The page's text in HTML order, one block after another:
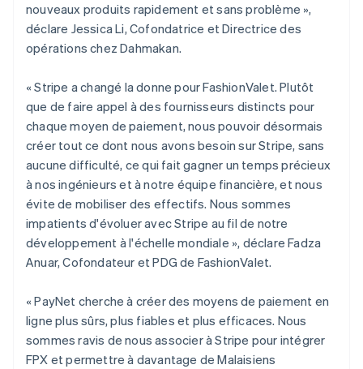
nouveaux produits rapidement et sans problème »,
déclare Jessica Li, Cofondatrice et Directrice des
opérations chez Dahmakan.
« Stripe a changé la donne pour FashionValet. Plutôt
que de faire appel à des fournisseurs distincts pour
chaque moyen de paiement, nous pouvoir désormais
créer tout ce dont nous avons besoin sur Stripe, sans
aucune difficulté, ce qui fait gagner un temps précieux
à nos ingénieurs et à notre équipe financière, et nous
évite de mobiliser des effectifs. Nous sommes
impatients d'évoluer avec Stripe au fil de notre
développement à l'échelle mondiale », déclare Fadza
Anuar, Cofondateur et PDG de FashionValet.
« PayNet cherche à créer des moyens de paiement en
ligne plus sûrs, plus fiables et plus efficaces. Nous
sommes ravis de nous associer à Stripe pour intégrer
FPX et permettre à davantage de Malaisiens
Lettonie
English
Liechtenstein
Lituanie
English
Luxembourg
Français Deutsch English
Malaisie
English简体中文
Malte
English
Mexique
Español English
Norvège
English
English
Pays-Bas
NederlandsEnglish
Pologne
English